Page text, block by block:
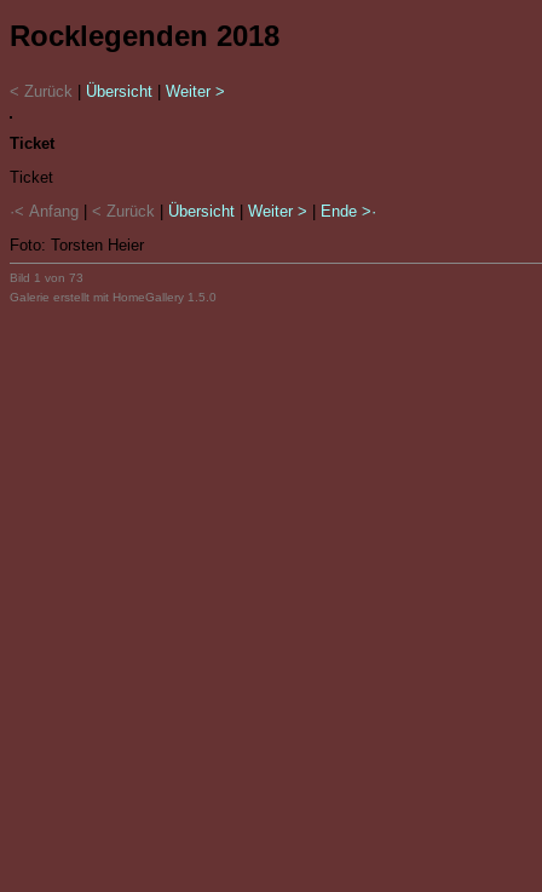
Rocklegenden 2018
< Zurück Übersicht Weiter >
Ticket
Ticket
·< Anfang
< Zurück Übersicht Weiter >
Ende >·
Foto: Torsten Heier
Bild 1 von 73
Galerie erstellt mit HomeGallery 1.5.0